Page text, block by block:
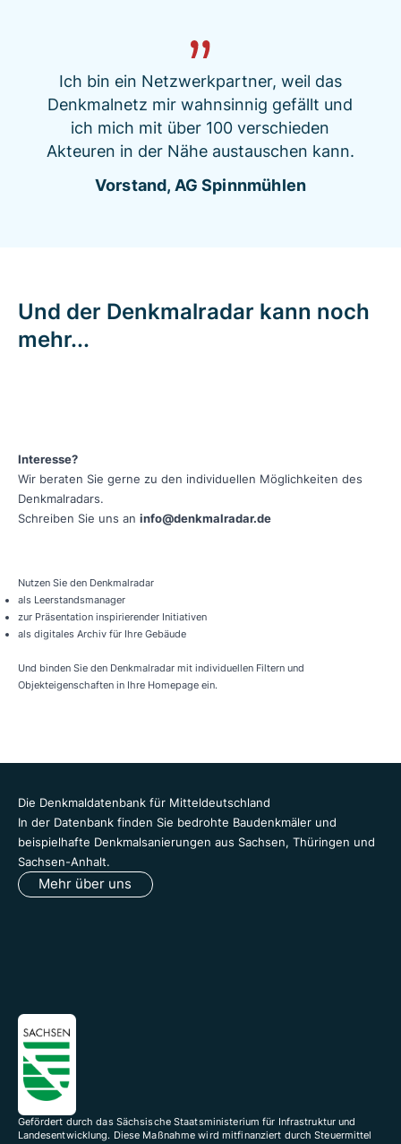
Ich bin ein Netzwerkpartner, weil das
Denkmalnetz mir wahnsinnig gefällt und
ich mich mit über 100 verschieden
Akteuren in der Nähe austauschen kann.
Vorstand, AG Spinnmühlen
Und der Denkmalradar kann noch
mehr...
Nutzen Sie den Denkmalradar
als Leerstandsmanager
zur Präsentation inspirierender Initiativen
als digitales Archiv für Ihre Gebäude
Und binden Sie den Denkmalradar mit individuellen Filtern und
Objekteigenschaften in Ihre Homepage ein.
Interesse?
Wir beraten Sie gerne zu den individuellen Möglichkeiten des
Denkmalradars.
Schreiben Sie uns an info@denkmalradar.de
Die Denkmaldatenbank für Mitteldeutschland
In der Datenbank finden Sie bedrohte Baudenkmäler und
beispielhafte Denkmalsanierungen aus Sachsen, Thüringen und
Sachsen-Anhalt.
Mehr über uns
Gefördert durch das Sächsische Staatsministerium für Infrastruktur und
Landesentwicklung. Diese Maßnahme wird mitfinanziert durch Steuermittel